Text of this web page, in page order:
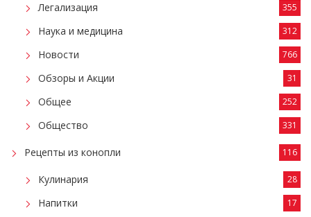
Легализация 355
Наука и медицина 312
Новости 766
Обзоры и Акции 31
Общее 252
Общество 331
Рецепты из конопли 116
Кулинария 28
Напитки 17